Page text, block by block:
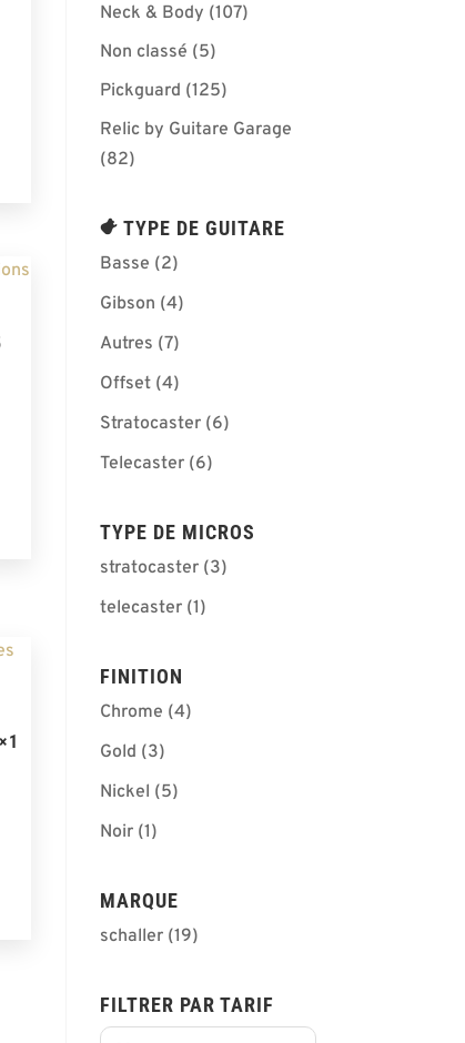
Neck & Body (107)
Non classé (5)
Pickguard (125)
Relic by Guitare Garage
(82)
TYPE DE GUITARE
Basse (2)
Gibson (4)
Autres (7)
Offset (4)
Stratocaster (6)
Telecaster (6)
TYPE DE MICROS
stratocaster (3)
telecaster (1)
FINITION
Chrome (4)
Gold (3)
Nickel (5)
Noir (1)
MARQUE
schaller (19)
FILTRER PAR TARIF